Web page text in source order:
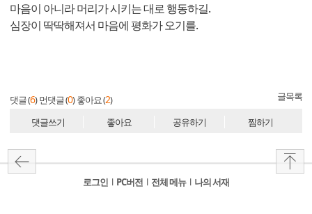
마음이 아니라 머리가 시키는 대로 행동하길.
심장이 딱딱해져서 마음에 평화가 오기를.
댓글 (6) 먼댓글 (0) 좋아요 (2) 글목록
댓글쓰기 좋아요 공유하기 찜하기
로그인 l PC버전 l 전체 메뉴 l 나의 서재